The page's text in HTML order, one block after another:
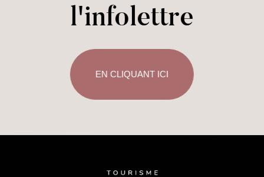
l'infolettre
EN CLIQUANT ICI